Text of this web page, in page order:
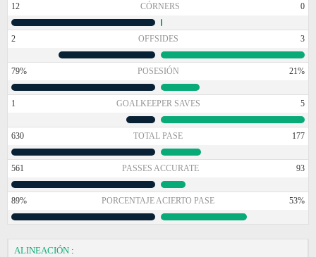
12 CÓRNERS 0
2 OFFSIDES 3
79% POSESIÓN 21%
1 GOALKEEPER SAVES 5
630 TOTAL PASE 177
561 PASSES ACCURATE 93
89% PORCENTAJE ACIERTO PASE 53%
ALINEACIÓN :